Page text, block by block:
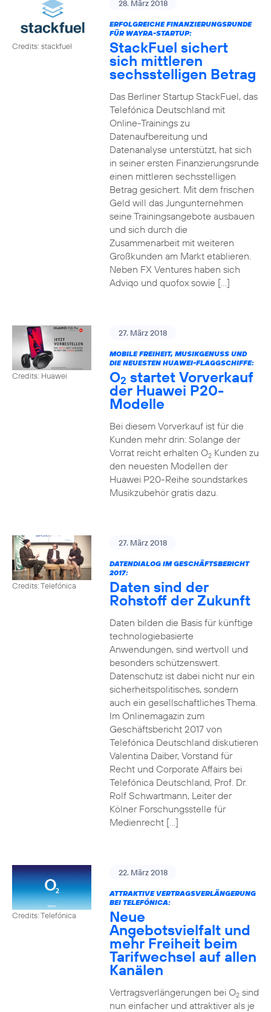
Credits: stackfuel
28. März 2018
ERFOLGREICHE FINANZIERUNGSRUNDE
FÜR WAYRA-STARTUP:
StackFuel sichert
sich mittleren
sechsstelligen Betrag
Das Berliner Startup StackFuel, das
Telefónica Deutschland mit
Online-Trainings zu
Datenaufbereitung und
Datenanalyse unterstützt, hat sich
in seiner ersten Finanzierungsrunde
einen mittleren sechsstelligen
Betrag gesichert. Mit dem frischen
Geld will das Jungunternehmen
seine Trainingsangebote ausbauen
und sich durch die
Zusammenarbeit mit weiteren
Großkunden am Markt etablieren.
Neben FX Ventures haben sich
Adviqo und quofox sowie […]
Credits: Huawei
27. März 2018
MOBILE FREIHEIT, MUSIKGENUSS UND
DIE NEUESTEN HUAWEI-FLAGGSCHIFFE:
O2 startet Vorverkauf
der Huawei P20-
Modelle
Bei diesem Vorverkauf ist für die
Kunden mehr drin: Solange der
Vorrat reicht erhalten O2Kunden zu
den neuesten Modellen der
Huawei P20-Reihe soundstarkes
Musikzubehör gratis dazu.
Credits: Telefónica
27. März 2018
DATENDIALOG IM GESCHÄFTSBERICHT
2017:
Daten sind der
Rohstoff der Zukunft
Daten bilden die Basis für künftige
technologiebasierte
Anwendungen, sind wertvoll und
besonders schützenswert.
Datenschutz ist dabei nicht nur ein
sicherheitspolitisches, sondern
auch ein gesellschaftliches Thema.
Im Onlinemagazin zum
Geschäftsbericht 2017 von
Telefónica Deutschland diskutieren
Valentina Daiber, Vorstand für
Recht und Corporate Affairs bei
Telefónica Deutschland, Prof. Dr.
Rolf Schwartmann, Leiter der
Kölner Forschungsstelle für
Medienrecht […]
Credits: Telefónica
22. März 2018
ATTRAKTIVE VERTRAGSVERLÄNGERUNG
BEI TELEFÓNICA:
Neue
Angebotsvielfalt und
mehr Freiheit beim
Tarifwechsel auf allen
Kanälen
Vertragsverlängerungen bei O2sind
nun einfacher und attraktiver als je